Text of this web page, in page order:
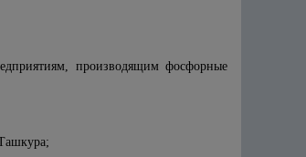
производящим фосфорные